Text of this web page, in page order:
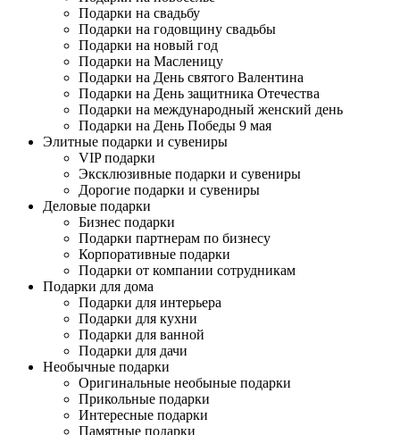
Подарки на свадьбу
Подарки на годовщину свадьбы
Подарки на новый год
Подарки на Масленицу
Подарки на День святого Валентина
Подарки на День защитника Отечества
Подарки на международный женский день
Подарки на День Победы 9 мая
Элитные подарки и сувениры
VIP подарки
Эксклюзивные подарки и сувениры
Дорогие подарки и сувениры
Деловые подарки
Бизнес подарки
Подарки партнерам по бизнесу
Корпоративные подарки
Подарки от компании сотрудникам
Подарки для дома
Подарки для интерьера
Подарки для кухни
Подарки для ванной
Подарки для дачи
Необычные подарки
Оригинальные необыные подарки
Прикольные подарки
Интересные подарки
Памятные подарки